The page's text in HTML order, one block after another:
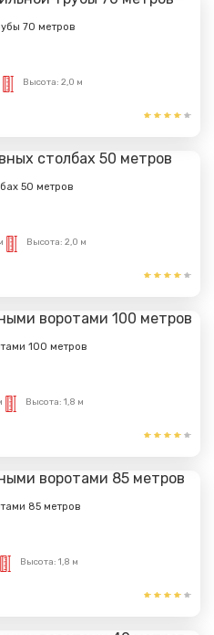
70 метров
Высота: 2,0 м
50 метров
Высота: 2,0 м
100 метров
Высота: 1,8 м
85 метров
Высота: 1,8 м